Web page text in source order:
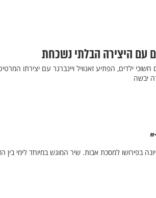
עם היצירה הבלתי נשכחת
ילדים, הפתיע זאנוויל ויינברגר עם יצירתו
יבשה
בפירושו למסכת אבות. שיר המוגש במיוחד לימי בין